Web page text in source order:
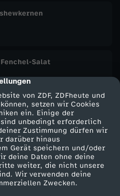
von ZDF, ZDFheute und
setzen wir Cookies
ein. Einige der
unbedingt erforderlich
Zustimmung dürfen wir
darüber hinaus
Gerät speichern und/oder
deine Daten ohne deine
weiter, die nicht unsere
Wir verwenden deine
Zwecken.
Salat
mit Grünkohlchips